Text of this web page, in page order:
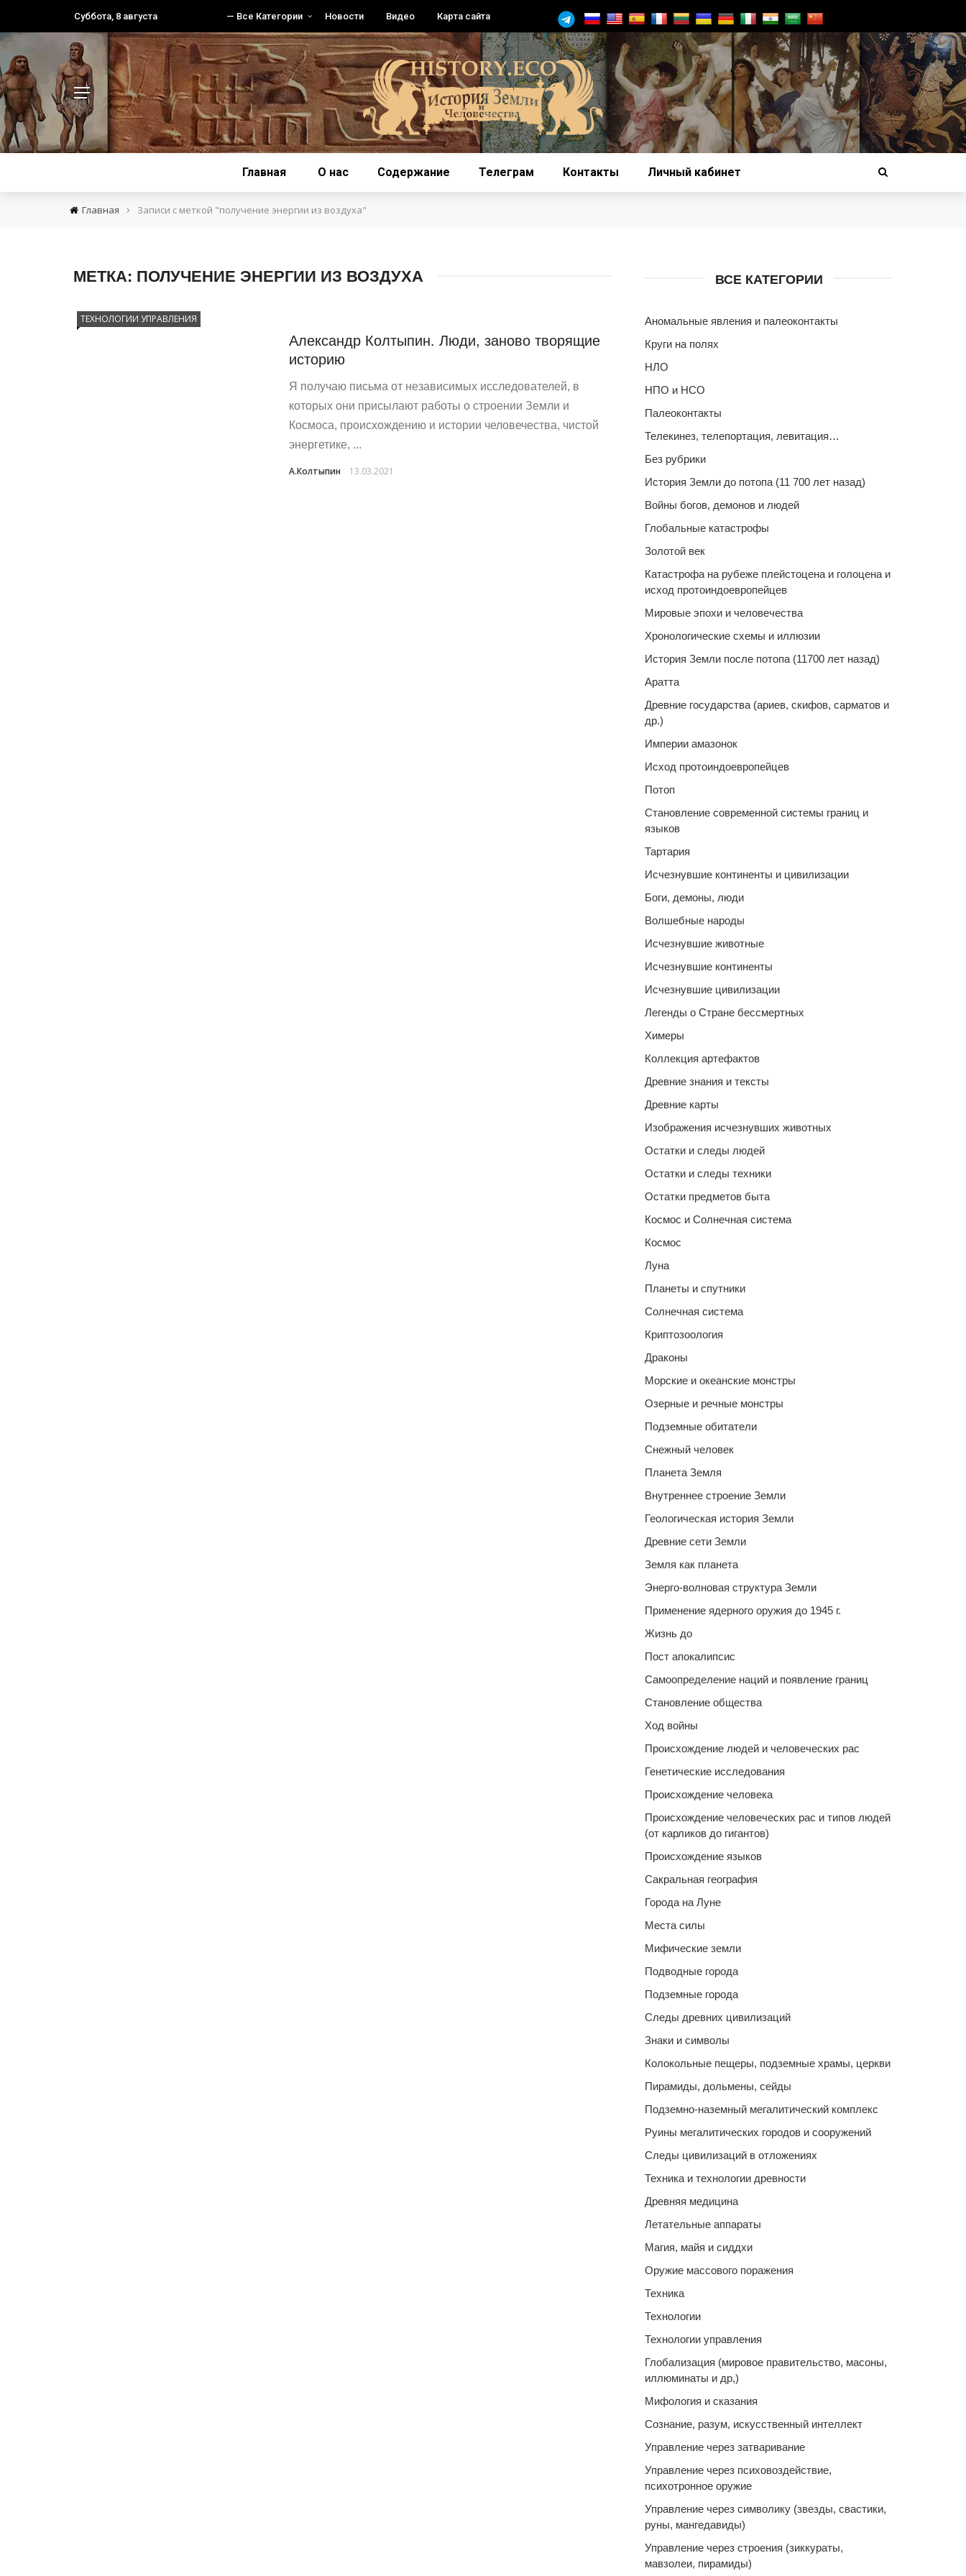
Суббота, 8 августа — Все Категории Новости Видео Карта сайта
Главная О нас Содержание Телеграм Контакты Личный кабинет
Главная › Записи с меткой "получение энергии из воздуха"
МЕТКА: ПОЛУЧЕНИЕ ЭНЕРГИИ ИЗ ВОЗДУХА
ТЕХНОЛОГИИ УПРАВЛЕНИЯ
Александр Колтыпин. Люди, заново творящие
историю
Я получаю письма от независимых исследователей, в
которых они присылают работы о строении Земли и
Космоса, происхождению и истории человечества, чистой
энергетике, ...
А.Колтыпин 13.03.2021
ВСЕ КАТЕГОРИИ
Аномальные явления и палеоконтакты
Круги на полях
НЛО
НПО и НСО
Палеоконтакты
Телекинез, телепортация, левитация…
Без рубрики
История Земли до потопа (11 700 лет назад)
Войны богов, демонов и людей
Глобальные катастрофы
Золотой век
Катастрофа на рубеже плейстоцена и голоцена и
исход протоиндоевропейцев
Мировые эпохи и человечества
Хронологические схемы и иллюзии
История Земли после потопа (11700 лет назад)
Аратта
Древние государства (ариев, скифов, сарматов и
др.)
Империи амазонок
Исход протоиндоевропейцев
Потоп
Становление современной системы границ и
языков
Тартария
Исчезнувшие континенты и цивилизации
Боги, демоны, люди
Волшебные народы
Исчезнувшие животные
Исчезнувшие континенты
Исчезнувшие цивилизации
Легенды о Стране бессмертных
Химеры
Коллекция артефактов
Древние знания и тексты
Древние карты
Изображения исчезнувших животных
Остатки и следы людей
Остатки и следы техники
Остатки предметов быта
Космос и Солнечная система
Космос
Луна
Планеты и спутники
Солнечная система
Криптозоология
Драконы
Морские и океанские монстры
Озерные и речные монстры
Подземные обитатели
Снежный человек
Планета Земля
Внутреннее строение Земли
Геологическая история Земли
Древние сети Земли
Земля как планета
Энерго-волновая структура Земли
Применение ядерного оружия до 1945 г.
Жизнь до
Пост апокалипсис
Самоопределение наций и появление границ
Становление общества
Ход войны
Происхождение людей и человеческих рас
Генетические исследования
Происхождение человека
Происхождение человеческих рас и типов людей
(от карликов до гигантов)
Происхождение языков
Сакральная география
Города на Луне
Места силы
Мифические земли
Подводные города
Подземные города
Следы древних цивилизаций
Знаки и символы
Колокольные пещеры, подземные храмы, церкви
Пирамиды, дольмены, сейды
Подземно-наземный мегалитический комплекс
Руины мегалитических городов и сооружений
Следы цивилизаций в отложениях
Техника и технологии древности
Древняя медицина
Летательные аппараты
Магия, майя и сиддхи
Оружие массового поражения
Техника
Технологии
Технологии управления
Глобализация (мировое правительство, масоны,
иллюминаты и др,)
Мифология и сказания
Сознание, разум, искусственный интеллект
Управление через затваривание
Управление через психовоздействие,
психотронное оружие
Управление через символику (звезды, свастики,
руны, мангедавиды)
Управление через строения (зиккураты,
мавзолеи, пирамиды)